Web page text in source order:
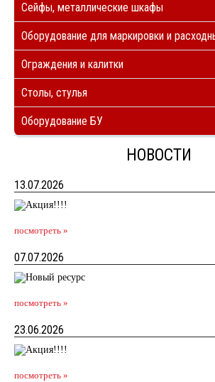
Сейфы, металлические шкафы
Оборудование для маркировки и
Ограждения и калитки
Столы, стулья
Оборудование БУ
НОВОСТИ
13.07.2026
посмотреть »
07.07.2026
посмотреть »
23.06.2026
посмотреть »